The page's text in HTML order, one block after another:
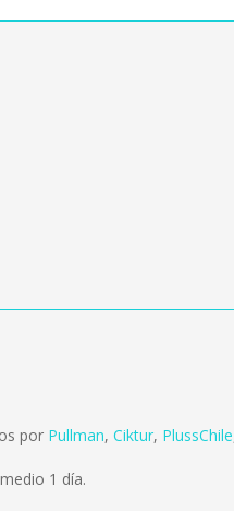
por Pullman, Ciktur, PlussChile
1 día.